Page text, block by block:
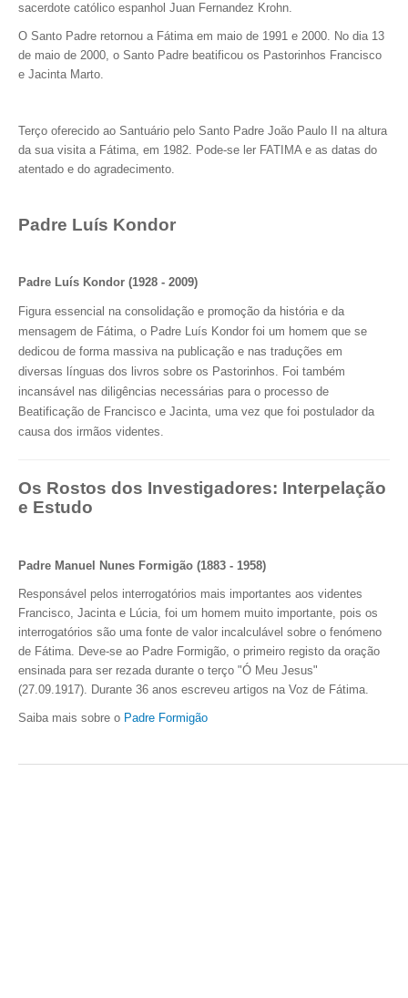
sacerdote católico espanhol Juan Fernandez Krohn.
O Santo Padre retornou a Fátima em maio de 1991 e 2000. No dia 13
de maio de 2000, o Santo Padre beatificou os Pastorinhos Francisco
e Jacinta Marto.
Terço oferecido ao Santuário pelo Santo Padre João Paulo II na altura
da sua visita a Fátima, em 1982. Pode-se ler FATIMA e as datas do
atentado e do agradecimento.
Padre Luís Kondor
Padre Luís Kondor (1928 - 2009)
Figura essencial na consolidação e promoção da história e da
mensagem de Fátima, o Padre Luís Kondor foi um homem que se
dedicou de forma massiva na publicação e nas traduções em
diversas línguas dos livros sobre os Pastorinhos. Foi também
incansável nas diligências necessárias para o processo de
Beatificação de Francisco e Jacinta, uma vez que foi postulador da
causa dos irmãos videntes.
Os Rostos dos Investigadores: Interpelação
e Estudo
Padre Manuel Nunes Formigão (1883 - 1958)
Responsável pelos interrogatórios mais importantes aos videntes
Francisco, Jacinta e Lúcia, foi um homem muito importante, pois os
interrogatórios são uma fonte de valor incalculável sobre o fenómeno
de Fátima. Deve-se ao Padre Formigão, o primeiro registo da oração
ensinada para ser rezada durante o terço "Ó Meu Jesus"
(27.09.1917). Durante 36 anos escreveu artigos na Voz de Fátima.
Saiba mais sobre o Padre Formigão